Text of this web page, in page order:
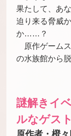
果たして、あ
迫り来る脅威
か……？
原作ゲーム
の水族館から
謎解きイ
ルなゲス
原作者・橙